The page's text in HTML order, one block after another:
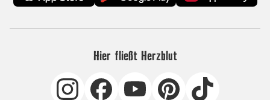
Hier fließt Herzblut